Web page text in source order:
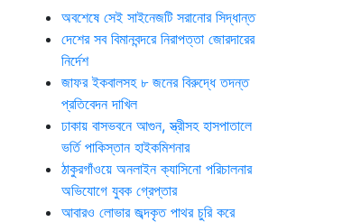
অবশেষে সেই সাইনেজটি সরানোর সিদ্ধান্ত
দেশের সব বিমানবন্দরে নিরাপত্তা জোরদারের
নির্দেশ
জাফর ইকবালসহ ৮ জনের বিরুদ্ধে তদন্ত
প্রতিবেদন দাখিল
ঢাকায় বাসভবনে আগুন, স্ত্রীসহ হাসপাতালে
ভর্তি পাকিস্তান হাইকমিশনার
ঠাকুরগাঁওয়ে অনলাইন ক্যাসিনো পরিচালনার
অভিযোগে যুবক গ্রেপ্তার
আবারও লোভার জব্দকৃত পাথর চুরি করে